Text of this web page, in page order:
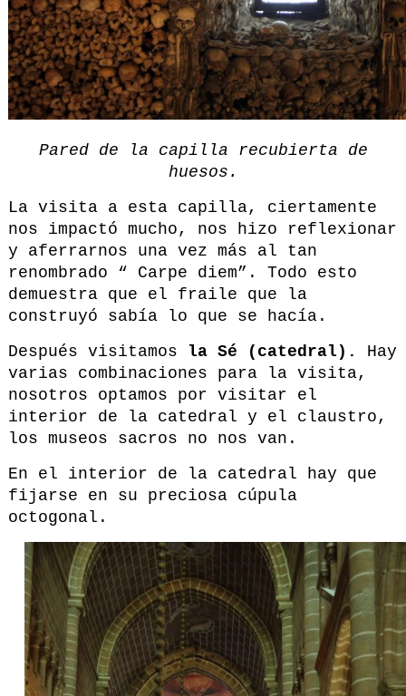
Pared de la capilla recubierta de
huesos.
La visita a esta capilla, ciertamente
nos impactó mucho, nos hizo reflexionar
y aferrarnos una vez más al tan
renombrado “ Carpe diem”. Todo esto
demuestra que el fraile que la
construyó sabía lo que se hacía.
Después visitamos
la Sé (catedral).
Hay
varias combinaciones para la visita,
nosotros optamos por visitar el
interior de la catedral y el claustro,
los museos sacros no nos van.
En el interior de la catedral hay que
fijarse en su preciosa cúpula
octogonal.